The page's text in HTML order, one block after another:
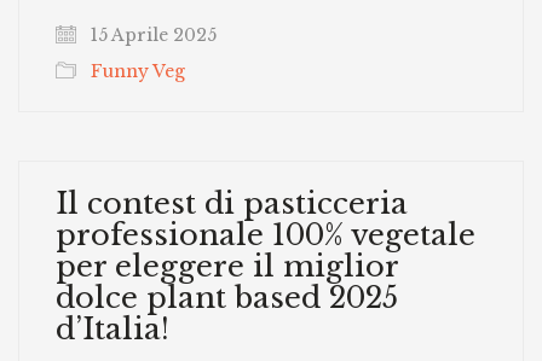
15 Aprile 2025
Funny Veg
Il contest di pasticceria
professionale 100% vegetale
per eleggere il miglior
dolce plant based 2025
d’Italia!